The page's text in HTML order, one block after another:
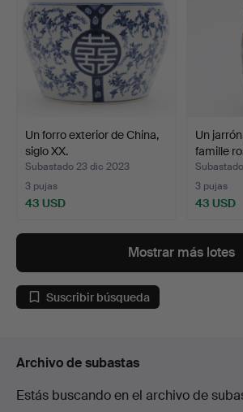
Un forro exterior de China,
siglo XX.
Subastado 23 dic 2023
3 pujas
43 USD
Un
famille
3 pujas
43 USD
Mostrar más lotes
Suscribir búsqueda
Archivo de subastas
Estás buscando en el archivo de